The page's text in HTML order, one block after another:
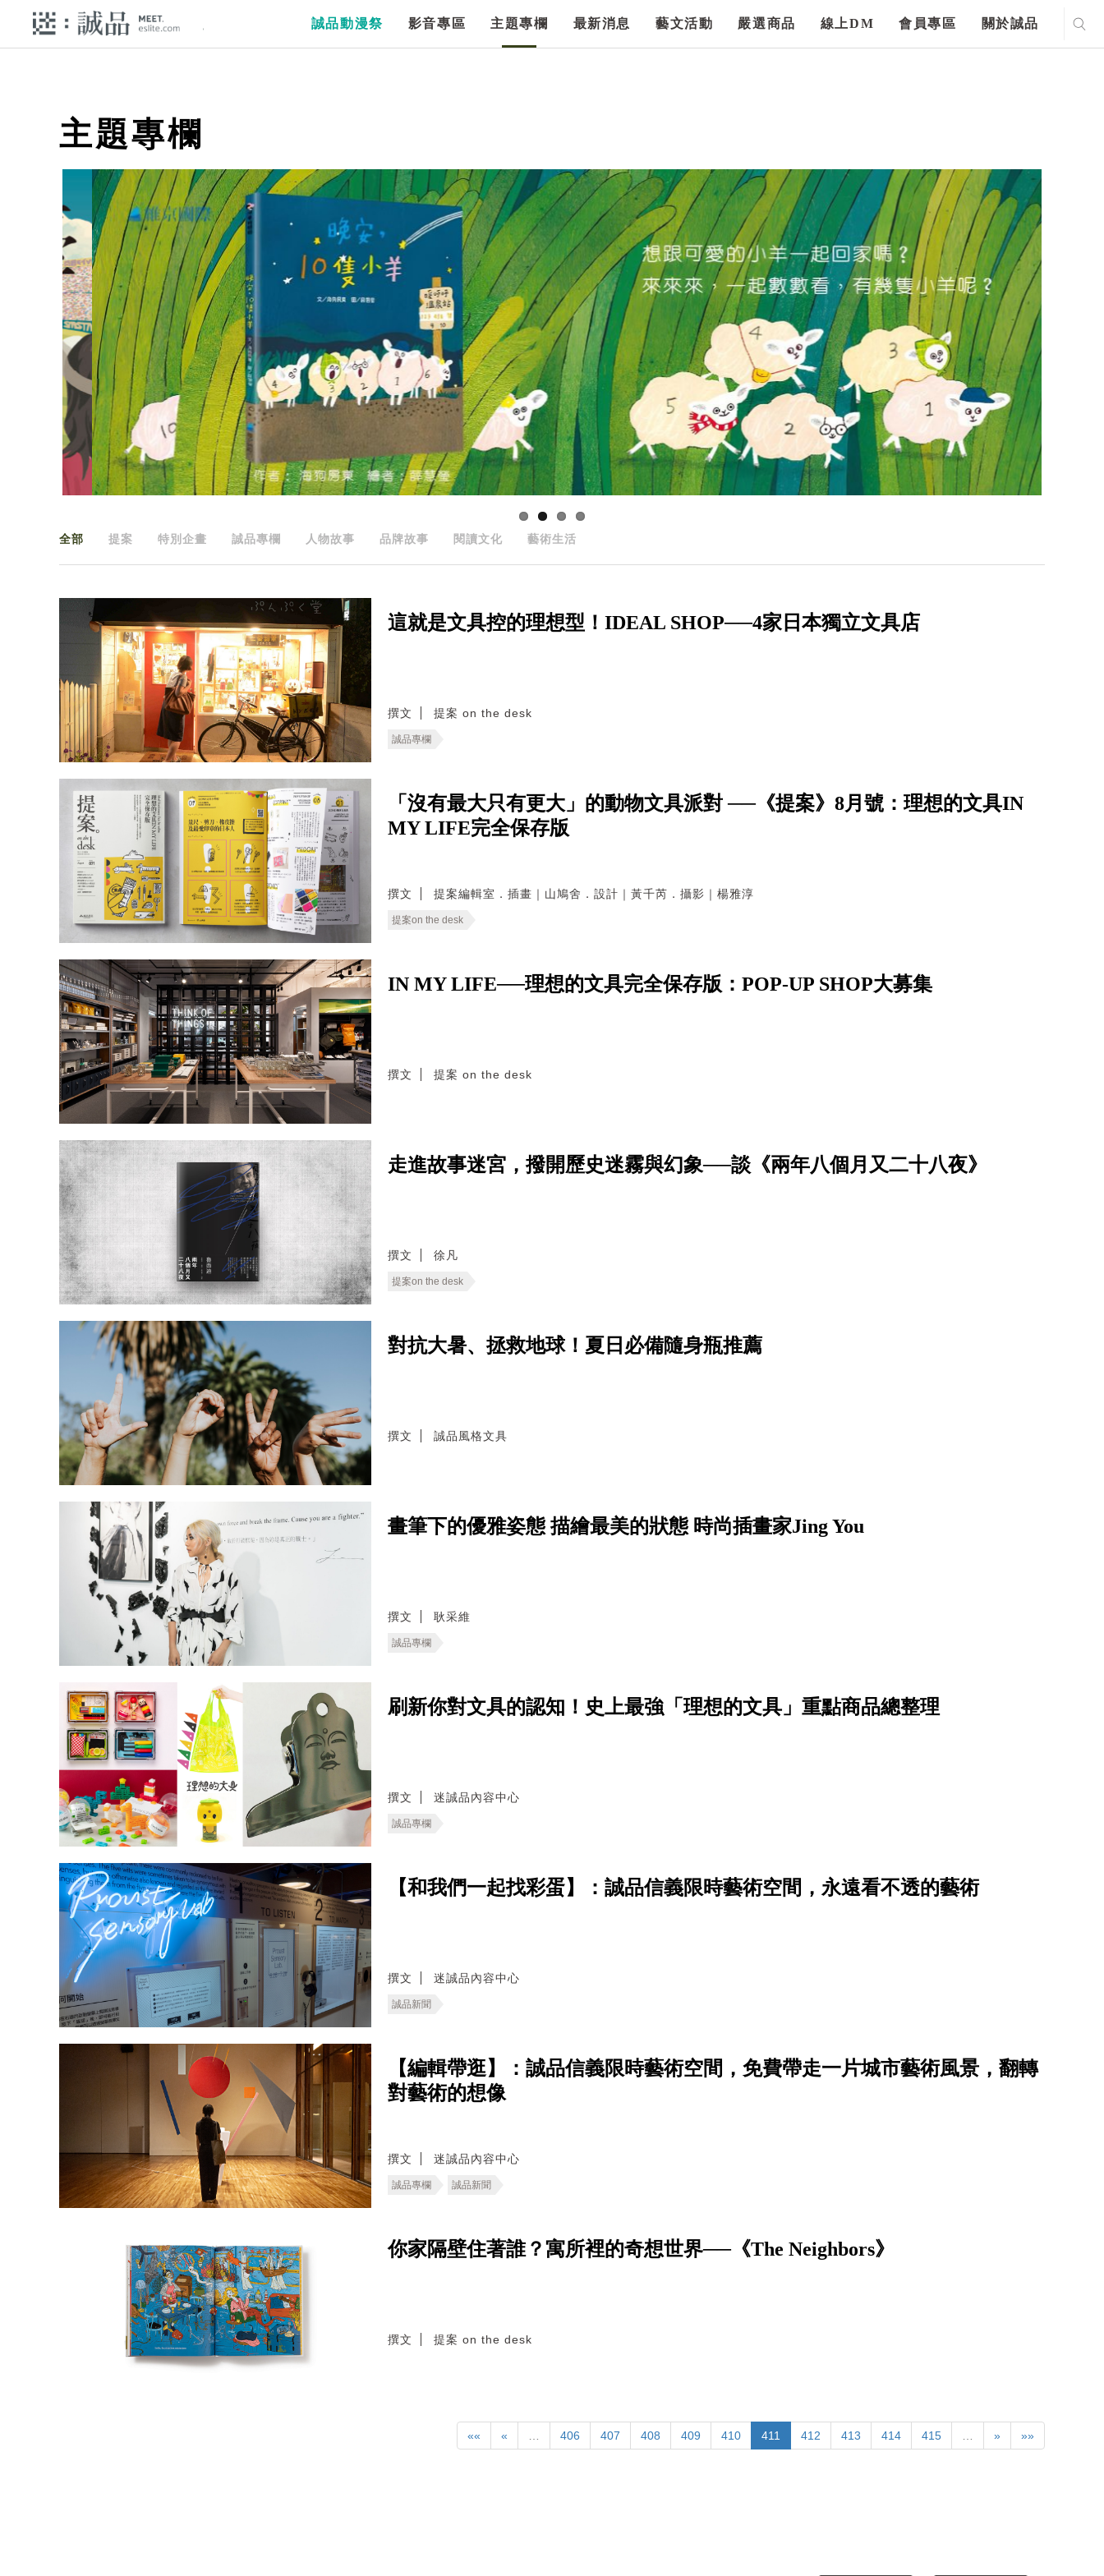
誠品動漫祭 影音專區 主題專欄 最新消息 藝文活動 嚴選商品 線上DM 會員專區 關於誠品
主題專欄
全部 提案 特別企畫 誠品專欄 人物故事 品牌故事 閱讀文化 藝術生活
這就是文具控的理想型！IDEAL SHOP──4家日本獨立文具店
撰文 提案 on the desk
誠品專欄
「沒有最大只有更大」的動物文具派對 ──《提案》8月號：理想的文具IN
MY LIFE完全保存版
撰文 提案編輯室．插畫｜山鳩舍．設計｜黃千芮．攝影｜楊雅淳
提案on the desk
IN MY LIFE──理想的文具完全保存版：POP-UP SHOP大募集
撰文 提案 on the desk
走進故事迷宮，撥開歷史迷霧與幻象──談《兩年八個月又二十八夜》
撰文 徐凡
提案on the desk
對抗大暑、拯救地球！夏日必備隨身瓶推薦
撰文 誠品風格文具
畫筆下的優雅姿態 描繪最美的狀態 時尚插畫家Jing You
撰文 耿采維
誠品專欄
刷新你對文具的認知！史上最強「理想的文具」重點商品總整理
撰文 迷誠品內容中心
誠品專欄
【和我們一起找彩蛋】：誠品信義限時藝術空間，永遠看不透的藝術
撰文 迷誠品內容中心
誠品新聞
【編輯帶逛】：誠品信義限時藝術空間，免費帶走一片城市藝術風景，翻轉
對藝術的想像
撰文 迷誠品內容中心
誠品專欄 誠品新聞
你家隔壁住著誰？寓所裡的奇想世界──《The Neighbors》
撰文 提案 on the desk
«« « … 406 407 408 409 410 411 412 413 414 415 … » »»